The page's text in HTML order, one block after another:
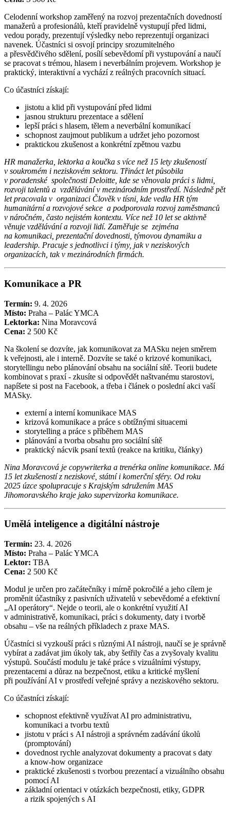
Celodenní workshop zaměřený na rozvoj prezentačních dovedností
manažerů a profesionálů, kteří pravidelně vystupují před lidmi,
vedou porady, prezentují výsledky nebo reprezentují organizaci
navenek. Účastníci si osvojí principy srozumitelného
a přesvědčivého sdělení, posílí sebevědomí při vystupování a naučí
se pracovat s trémou, hlasem i neverbálním projevem. Workshop je
praktický, interaktivní a vychází z reálných pracovních situací.
Co účastníci získají:
jistotu a klid při vystupování před lidmi
jasnou strukturu prezentace a sdělení
lepší práci s hlasem, tělem a neverbální komunikací
schopnost zaujmout publikum a udržet jeho pozornost
praktickou zkušenost a konkrétní zpětnou vazbu
HR manažerka, lektorka a koučka s více než 15 lety zkušeností
v soukromém i neziskovém sektoru. Třináct let působila
v poradenské společnosti Deloitte, kde se věnovala práci s lidmi,
rozvoji talentů a vzdělávání v mezinárodním prostředí. Následně pět
let pracovala v organizaci Člověk v tísni, kde vedla HR tým
humanitární a rozvojové sekce a podporovala rozvoj zaměstnanců
v náročném, často nejistém kontextu. Více než 10 let se aktivně
věnuje vzdělávání a rozvoji lidí. Zaměřuje se zejména
na komunikaci, prezentační dovednosti, týmovou dynamiku a
leadership. Pracuje s jednotlivci i týmy, jak v neziskových
organizacích, tak v mezinárodních firmách.
Komunikace a PR
Termín: 9. 4. 2026
Místo: Praha – Palác YMCA
Lektorka: Nina Moravcová
Cena: 2 500 Kč
Na školení se dozvíte, jak komunikovat za MASku nejen směrem
k veřejnosti, ale i interně. Dozvíte se také o krizové komunikaci,
storytellingu nebo plánování obsahu na sociální sítě. Teorii budete
kombinovat s praxí - zkusíte si odpovědět naštvanému starostovi,
napíšete si post na Facebook, a třeba i článek o poslední akci vaší
MASky.
externí a interní komunikace MAS
krizová komunikace a práce s obtížnými situacemi
storytelling a práce s příběhem MAS
plánování a tvorba obsahu pro sociální sítě
praktický nácvik psaní textů (reakce na kritiku, články)
Nina Moravcová je copywriterka a trenérka online komunikace. Má
15 let zkušeností z neziskové, státní i komerční sféry. Od roku
2025 úzce spolupracuje s Krajským sdružením MAS
Jihomoravského kraje jako supervizorka komunikace.
Umělá inteligence a digitální nástroje
Termín: 23. 4. 2026
Místo: Praha – Palác YMCA
Lektor: TBA
Cena: 2 500 Kč
Modul je určen pro začátečníky i mírně pokročilé a jeho cílem je
proměnit účastníky z pasivních uživatelů v sebevědomé a efektivní
„AI operátory“. Nejde o teorii, ale o konkrétní využití AI
v administrativě, komunikaci, práci s dokumenty, daty i tvorbě
obsahu – vše na reálných příkladech z praxe MAS.
Účastníci si vyzkouší práci s různými AI nástroji, naučí se je správně
vybírat a zadávat jim úkoly tak, aby šetřily čas a zvyšovaly kvalitu
výstupů. Součástí modulu je také práce s vizuálními výstupy,
prezentacemi a důraz na bezpečnost, etiku a kritické myšlení
při používání AI v prostředí veřejné správy a neziskového sektoru.
Co účastníci získají:
schopnost efektivně využívat AI pro administrativu,
komunikaci a tvorbu textů
jistotu v práci s AI nástroji a správném zadávání úkolů
(promptování)
dovednost rychle analyzovat dokumenty a pracovat s daty
a know-how organizace
praktické zkušenosti s tvorbou prezentací a vizuálního obsahu
pomocí AI
základní orientaci v otázkách bezpečnosti, etiky, GDPR
a rizik spojených s AI